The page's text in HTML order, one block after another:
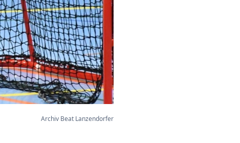
Archiv Beat Lanzendorfer